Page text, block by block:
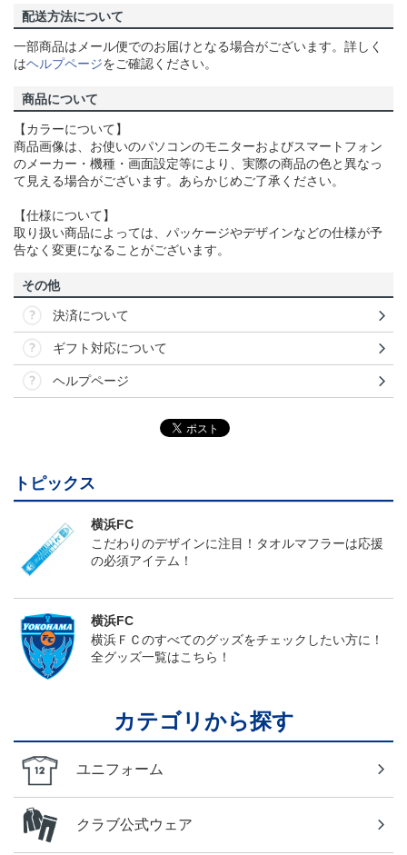
配送方法について
一部商品はメール便でのお届けとなる場合がございます。詳しく
はヘルプページをご確認ください。
商品について
【カラーについて】
商品画像は、お使いのパソコンのモニターおよびスマートフォン
のメーカー・機種・画面設定等により、実際の商品の色と異なっ
て見える場合がございます。あらかじめご了承ください。
【仕様について】
取り扱い商品によっては、パッケージやデザインなどの仕様が予
告なく変更になることがございます。
その他
決済について
ギフト対応について
ヘルプページ
トピックス
横浜FC
こだわりのデザインに注目！タオルマフラーは応援
の必須アイテム！
横浜FC
横浜ＦＣのすべてのグッズをチェックしたい方に！
全グッズ一覧はこちら！
カテゴリから探す
ユニフォーム
クラブ公式ウェア